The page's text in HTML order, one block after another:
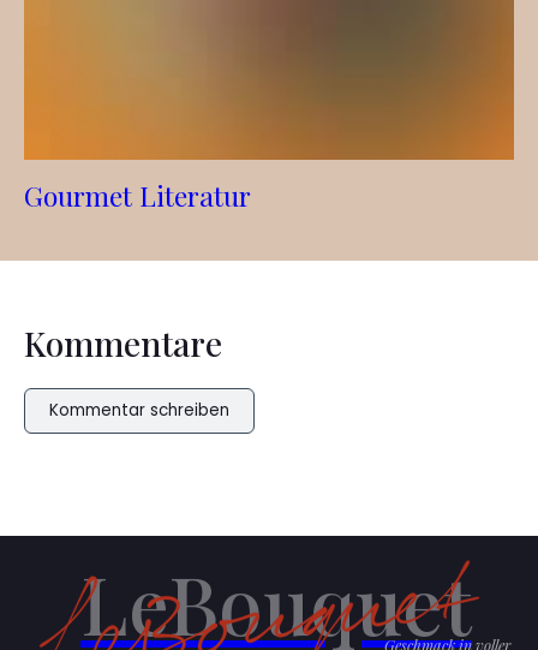
Gourmet Literatur
Kommentare
Kommentar schreiben
LeBouquet
Geschmack in voller